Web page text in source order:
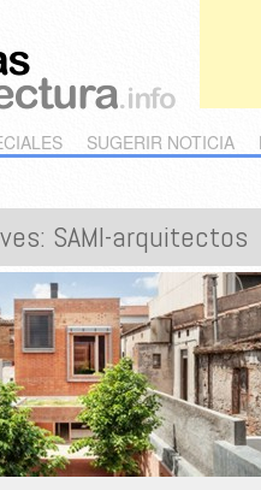
content SUGERIR NOTICIA
SAMI-arquitectos